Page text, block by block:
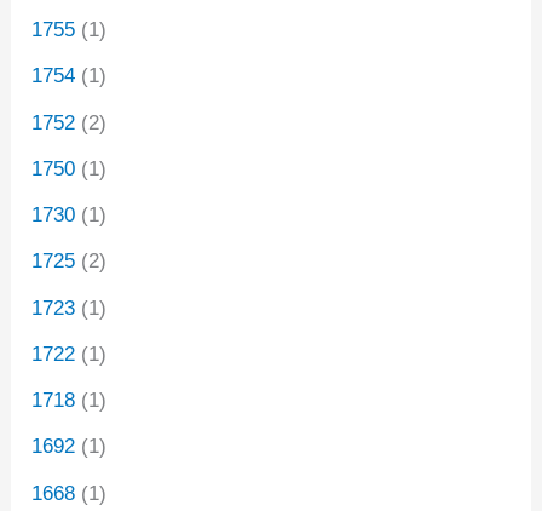
1755 (1)
1754 (1)
1752 (2)
1750 (1)
1730 (1)
1725 (2)
1723 (1)
1722 (1)
1718 (1)
1692 (1)
1668 (1)